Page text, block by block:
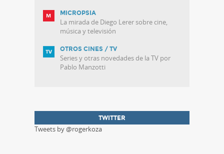
MICROPSIA
La mirada de Diego Lerer sobre cine,
música y televisión
OTROS CINES / TV
Series y otras novedades de la TV por
Pablo Manzotti
TWITTER
Tweets by @rogerkoza